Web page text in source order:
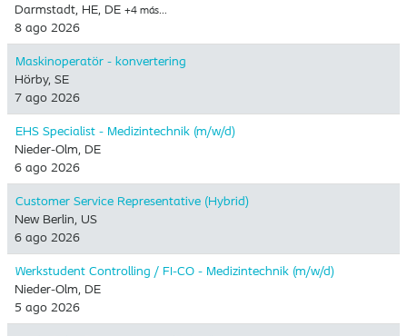
Darmstadt, HE, DE +4 más…
8 ago 2026
Maskinoperatör - konvertering
Hörby, SE
7 ago 2026
EHS Specialist - Medizintechnik (m/w/d)
Nieder-Olm, DE
6 ago 2026
Customer Service Representative (Hybrid)
New Berlin, US
6 ago 2026
Werkstudent Controlling / FI-CO - Medizintechnik (m/w/d)
Nieder-Olm, DE
5 ago 2026